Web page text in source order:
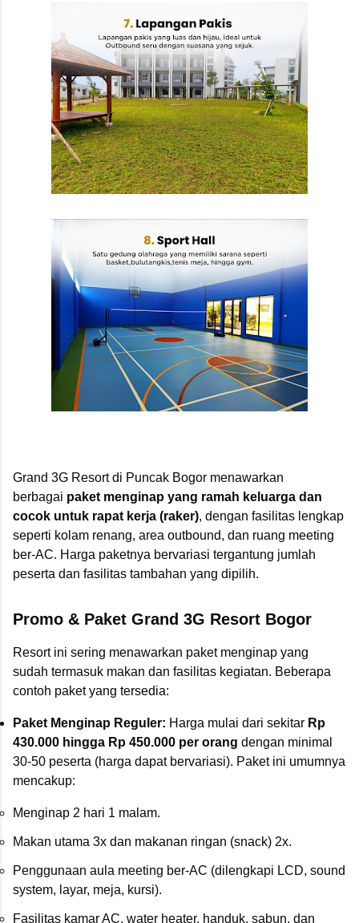
Grand 3G Resort di Puncak Bogor menawarkan
berbagai paket menginap yang ramah keluarga dan
cocok untuk rapat kerja (raker), dengan fasilitas lengkap
seperti kolam renang, area outbound, dan ruang meeting
ber-AC. Harga paketnya bervariasi tergantung jumlah
peserta dan fasilitas tambahan yang dipilih.
Promo & Paket Grand 3G Resort Bogor
Resort ini sering menawarkan paket menginap yang
sudah termasuk makan dan fasilitas kegiatan. Beberapa
contoh paket yang tersedia:
Paket Menginap Reguler: Harga mulai dari sekitar Rp
430.000 hingga Rp 450.000 per orang dengan minimal
30-50 peserta (harga dapat bervariasi). Paket ini umumnya
mencakup:
Menginap 2 hari 1 malam.
Makan utama 3x dan makanan ringan (snack) 2x.
Penggunaan aula meeting ber-AC (dilengkapi LCD, sound
system, layar, meja, kursi).
Fasilitas kamar AC, water heater, handuk, sabun, dan